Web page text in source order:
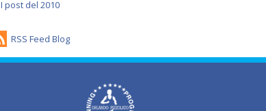
I post del 2010
RSS Feed Blog